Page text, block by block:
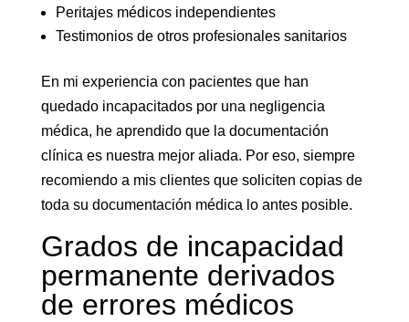
Peritajes médicos independientes
Testimonios de otros profesionales sanitarios
En mi experiencia con pacientes que han
quedado incapacitados por una negligencia
médica, he aprendido que la documentación
clínica es nuestra mejor aliada. Por eso, siempre
recomiendo a mis clientes que soliciten copias de
toda su documentación médica lo antes posible.
Grados de incapacidad
permanente derivados
de errores médicos